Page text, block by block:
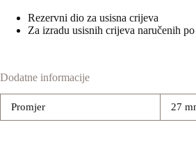
Rezervni dio za usisna crijeva
Za izradu usisnih crijeva naručenih
Dodatne informacije
Promjer 27